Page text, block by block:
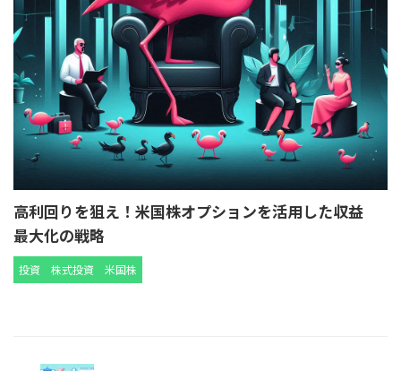
高利回りを狙え！米国株オプションを活用した収益
最大化の戦略
投資 株式投資 米国株